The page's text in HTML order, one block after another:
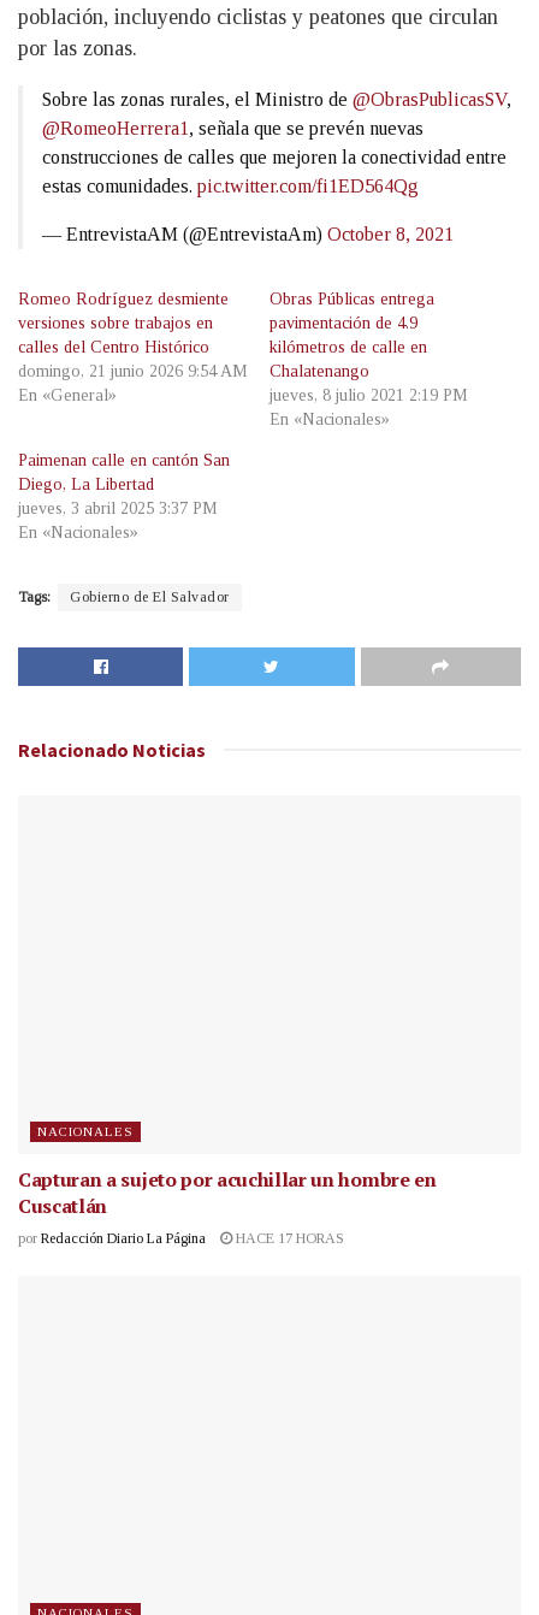
población, incluyendo ciclistas y peatones que circulan
por las zonas.
Sobre las zonas rurales, el Ministro de @ObrasPublicasSV,
@RomeoHerrera1, señala que se prevén nuevas
construcciones de calles que mejoren la conectividad entre
estas comunidades. pic.twitter.com/fi1ED564Qg
— EntrevistaAM (@EntrevistaAm) October 8, 2021
Romeo Rodríguez desmiente
versiones sobre trabajos en
calles del Centro Histórico
domingo, 21 junio 2026 9:54 AM
En «General»
Obras Públicas entrega
pavimentación de 4.9
kilómetros de calle en
Chalatenango
jueves, 8 julio 2021 2:19 PM
En «Nacionales»
Paimenan calle en cantón San
Diego, La Libertad
jueves, 3 abril 2025 3:37 PM
En «Nacionales»
Tags: Gobierno de El Salvador
Relacionado Noticias
NACIONALES
Capturan a sujeto por acuchillar un hombre en
Cuscatlán
por Redacción Diario La Página HACE 17 HORAS